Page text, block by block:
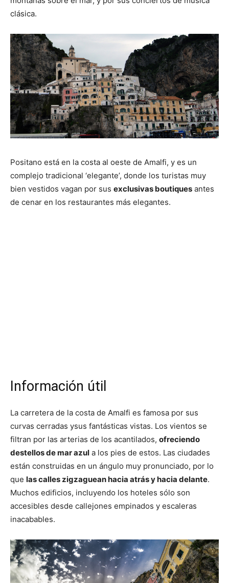
clásica.
Positano está en la costa al oeste de Amalfi, y es un
complejo tradicional ‘elegante’, donde los turistas muy
bien vestidos vagan por sus exclusivas boutiques antes
de cenar en los restaurantes más elegantes.
Información útil
La carretera de la costa de Amalfi es famosa por sus
curvas cerradas ysus fantásticas vistas. Los vientos se
filtran por las arterias de los acantilados, ofreciendo
destellos de mar azul a los pies de estos. Las ciudades
están construidas en un ángulo muy pronunciado, por lo
que las calles zigzaguean hacia atrás y hacia delante.
Muchos edificios, incluyendo los hoteles sólo son
accesibles desde callejones empinados y escaleras
inacabables.